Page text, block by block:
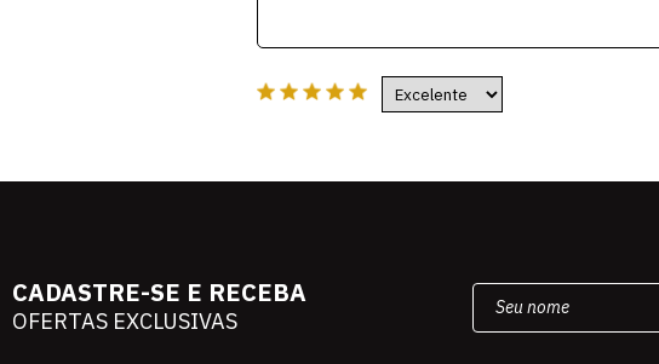
CADASTRE-SE E RECEBA
OFERTAS EXCLUSIVAS